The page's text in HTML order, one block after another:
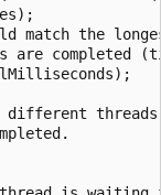
match the
are completed
different